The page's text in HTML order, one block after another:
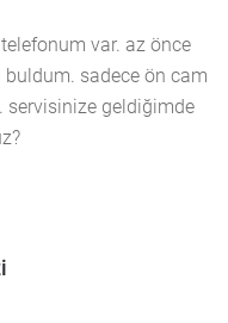
var. az önce
buldum. sadece ön cam
geldiğimde